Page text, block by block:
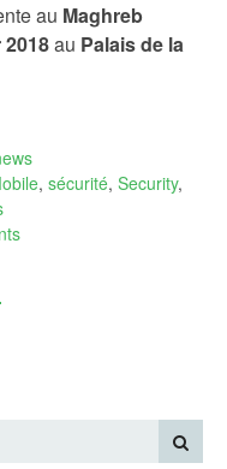
au Maghreb
2018au Palais de la
, sécurité, Security,